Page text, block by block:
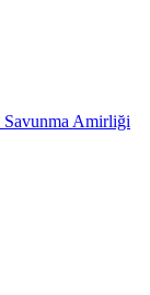
Amirliği